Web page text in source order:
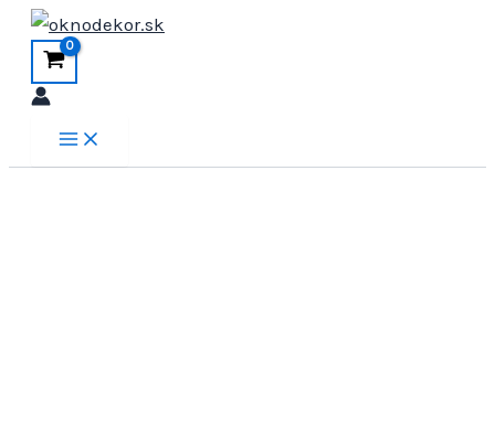
Preskočiť
obsah